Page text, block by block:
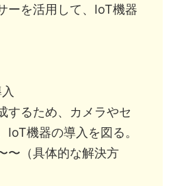
を活用して、IoT機器
するため、カメラやセ
IoT機器の導入を図る。
〜（具体的な解決方